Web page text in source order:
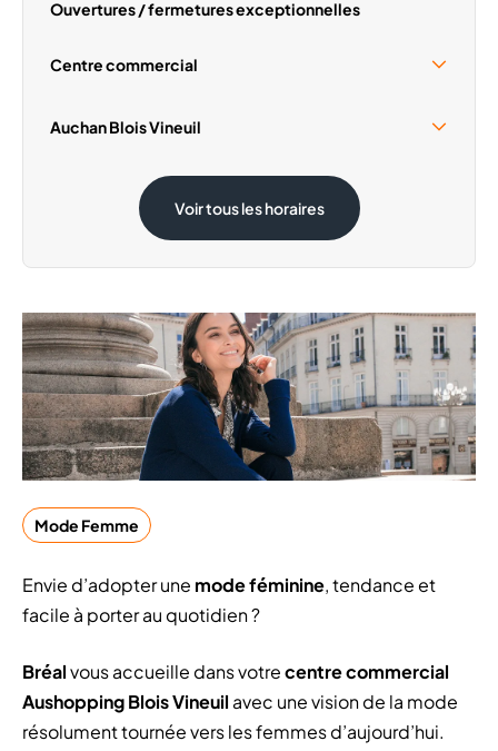
Ouvertures / fermetures exceptionnelles
Centre commercial
Samedi 15 Août
Auchan Blois Vineuil
Samedi 15 Août 08:30 - 19:30
Voir tous les horaires
Mode Femme
Envie d’adopter une mode féminine, tendance et
facile à porter au quotidien ?
Bréalvous accueille dans votrecentre commercial
Aushopping Blois Vineuil avec une vision de la mode
résolument tournée vers les femmes d’aujourd’hui.